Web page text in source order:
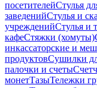
посетителейСтулья
заведенийСтулья и
учрежденийСтулья и
кафеСтяжки (хомуты)
инкассаторские и
продуктовСушилки
палочки и счеты
монетТазыТележки